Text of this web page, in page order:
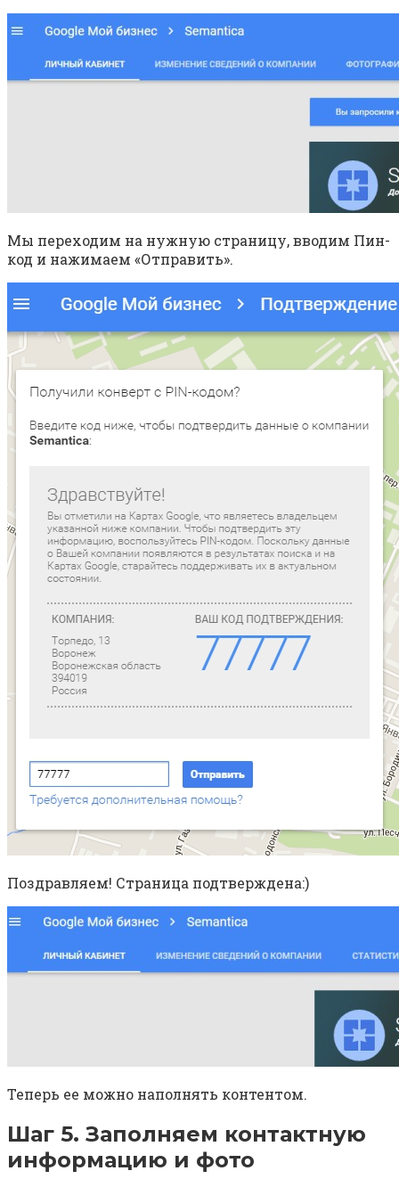
Мы переходим на нужную страницу, вводим Пин-
код и нажимаем «Отправить».
Поздравляем! Страница подтверждена:)
Теперь ее можно наполнять контентом.
Шаг 5. Заполняем контактную
информацию и фото